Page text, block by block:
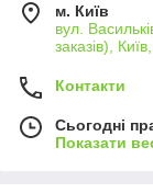
м. Київ
вул.
заказів),
Контакти
Сьогодні
Показати